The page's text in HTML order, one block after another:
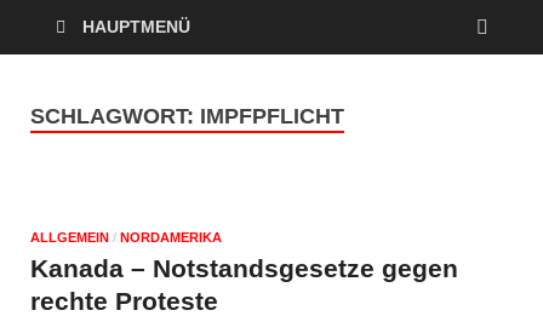
HAUPTMENÜ
SCHLAGWORT: IMPFPFLICHT
ALLGEMEIN / NORDAMERIKA
Kanada – Notstandsgesetze gegen
rechte Proteste